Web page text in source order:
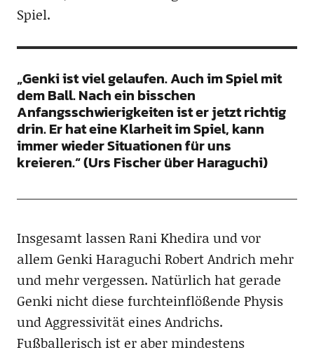
Spiel.
„Genki ist viel gelaufen. Auch im Spiel mit
dem Ball. Nach ein bisschen
Anfangsschwierigkeiten ist er jetzt richtig
drin. Er hat eine Klarheit im Spiel, kann
immer wieder Situationen für uns
kreieren.“ (Urs Fischer über Haraguchi)
Insgesamt lassen Rani Khedira und vor
allem Genki Haraguchi Robert Andrich mehr
und mehr vergessen. Natürlich hat gerade
Genki nicht diese furchteinflößende Physis
und Aggressivität eines Andrichs.
Fußballerisch ist er aber mindestens